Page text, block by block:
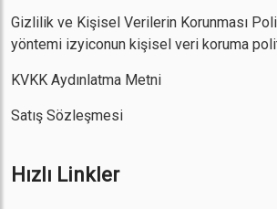
Gizlilik ve Kişisel Verilerin Korunması
yöntemi izyiconun kişisel veri koruma
KVKK Aydınlatma Metni
Satış Sözleşmesi
Hızlı Linkler